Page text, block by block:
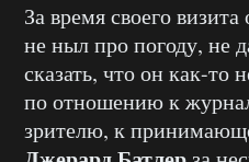
За время своего
не ныл про погоду, не
сказать, что он как-то
по отношению к
зрителю, к